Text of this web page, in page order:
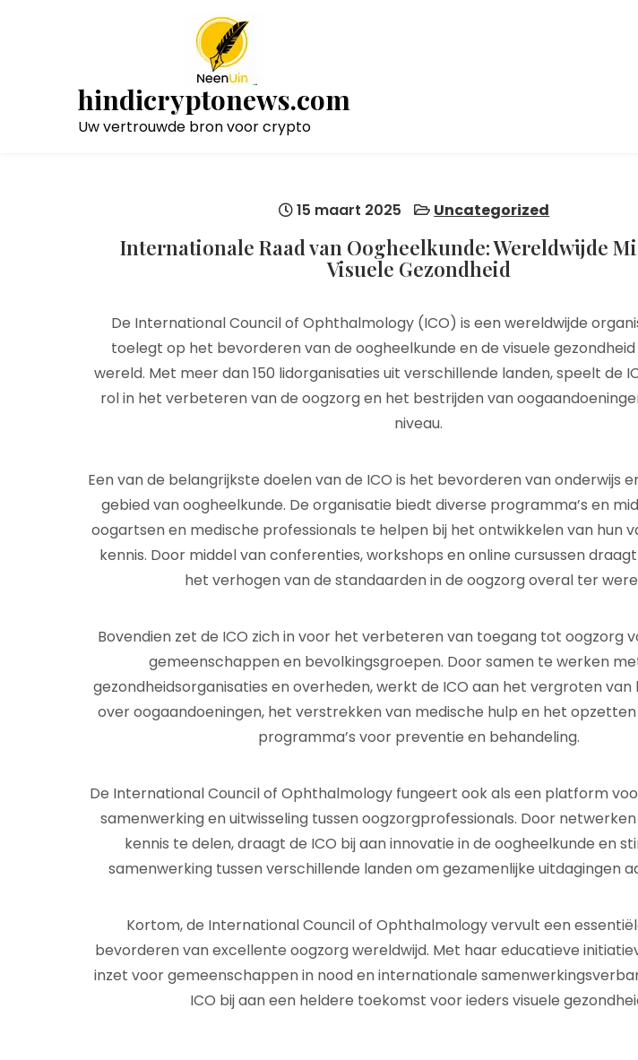
hindicryptonews.com
Uw vertrouwde bron voor crypto
15 maart 2025 Uncategorized
Internationale Raad van Oogheelkunde: Wereldwijde
Visuele Gezondheid
De International Council of Ophthalmology (ICO) is een wereldwijde
toelegt op het bevorderen van de oogheelkunde en de visuele
wereld. Met meer dan 150 lidorganisaties uit verschillende landen, speelt de
rol in het verbeteren van de oogzorg en het bestrijden van
niveau.
Een van de belangrijkste doelen van de ICO is het bevorderen van onderwijs
gebied van oogheelkunde. De organisatie biedt diverse programma’s en
oogartsen en medische professionals te helpen bij het ontwikkelen van hun
kennis. Door middel van conferenties, workshops en online cursussen
het verhogen van de standaarden in de oogzorg overal ter
Bovendien zet de ICO zich in voor het verbeteren van toegang tot oogzorg
gemeenschappen en bevolkingsgroepen. Door samen te werken
gezondheidsorganisaties en overheden, werkt de ICO aan het vergroten
over oogaandoeningen, het verstrekken van medische hulp en het
programma’s voor preventie en behandeling.
De International Council of Ophthalmology fungeert ook als een platform
samenwerking en uitwisseling tussen oogzorgprofessionals. Door
kennis te delen, draagt de ICO bij aan innovatie in de oogheelkunde en
samenwerking tussen verschillende landen om gezamenlijke uitdagingen
Kortom, de International Council of Ophthalmology vervult een
bevorderen van excellente oogzorg wereldwijd. Met haar educatieve
inzet voor gemeenschappen in nood en internationale
ICO bij aan een heldere toekomst voor ieders visuele